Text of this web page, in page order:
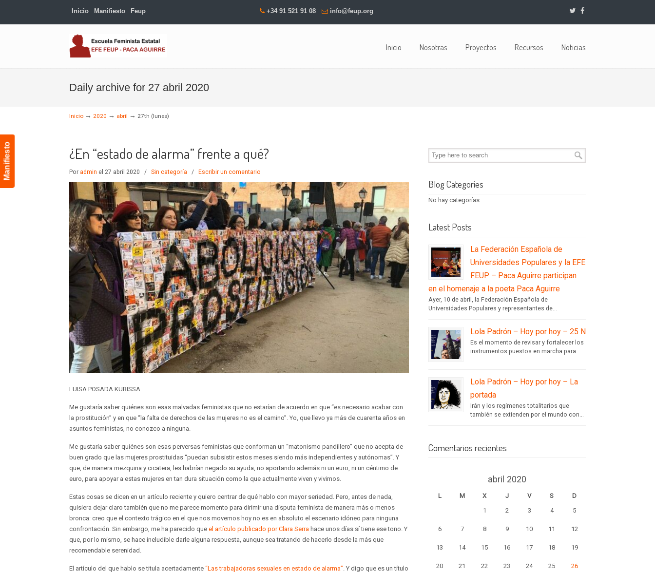
Manifiesto
Inicio Manifiesto Feup +34 91 521 91 08 info@feup.org
Inicio Nosotras Proyectos Recursos
Noticias
Navigation
Daily archive for 27 abril 2020
Inicio → 2020 → abril → 27th (lunes)
¿En “estado de alarma” frente a qué?
Por admin el 27 abril 2020 / Sin categoría / Escribir un comentario
LUISA POSADA KUBISSA
Me gustaría saber quiénes son esas malvadas feministas que no estarían de acuerdo en que “es necesario acabar con
la prostitución” y en que “la falta de derechos de las mujeres no es el camino”. Yo, que llevo ya más de cuarenta años en
asuntos feministas, no conozco a ninguna.
Me gustaría saber quiénes son esas perversas feministas que conforman un “matonismo pandillero” que no acepta de
buen grado que las mujeres prostituidas “puedan subsistir estos meses siendo más independientes y autónomas”. Y
que, de manera mezquina y cicatera, les habrían negado su ayuda, no aportando además ni un euro, ni un céntimo de
euro, para apoyar a estas mujeres en tan dura situación como la que actualmente viven y vivimos.
Estas cosas se dicen en un artículo reciente y quiero centrar de qué hablo con mayor seriedad. Pero, antes de nada,
quisiera dejar claro también que no me parece momento para dirimir una disputa feminista de manera más o menos
bronca: creo que el contexto trágico en el que nos movemos hoy no es en absoluto el escenario idóneo para ninguna
confrontación. Sin embargo, me ha parecido que el artículo publicado por Clara Serra hace unos días sí tiene ese tono. Y
que, por lo mismo, se hace ineludible darle alguna respuesta, aunque sea tratando de hacerlo desde la más que
recomendable serenidad.
El artículo del que hablo se titula acertadamente “Las trabajadoras sexuales en estado de alarma” . Y digo que es un título
Blog Categories
No hay categorías
Latest Posts
La Federación Española de
Universidades Populares y la EFE
FEUP – Paca Aguirre participan
en el homenaje a la poeta Paca Aguirre
Ayer, 10 de abril, la Federación Española de
Universidades Populares y representantes de...
Lola Padrón – Hoy por hoy – 25 N
Es el momento de revisar y fortalecer los
instrumentos puestos en marcha para...
Lola Padrón – Hoy por hoy – La
portada
Irán y los regímenes totalitarios que
también se extienden por el mundo con...
Comentarios recientes
abril 2020
L M X J V S
D
1
2 3 4 5
6 7 8 9 10 11 12
13 14 15 16 17 18 19
20 21 22 23 24 25 26